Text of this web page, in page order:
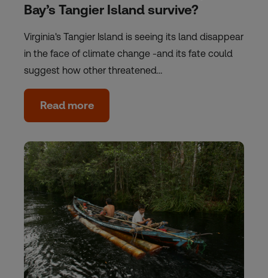
Bay’s Tangier Island survive?
Virginia's Tangier Island is seeing its land disappear
in the face of climate change -and its fate could
suggest how other threatened…
Read more